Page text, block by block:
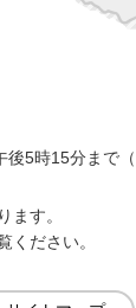
5時15分まで
ます。
ください。